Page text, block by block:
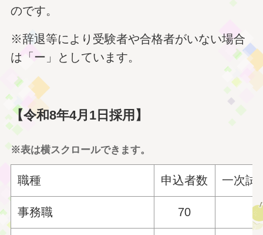
のです。
※辞退等により受験者や合格者がいない場合
は「ー」としています。
【令和8年4月1日採用】
※表は横スクロールできます。
職種 申込者数 一次試
事務職 70